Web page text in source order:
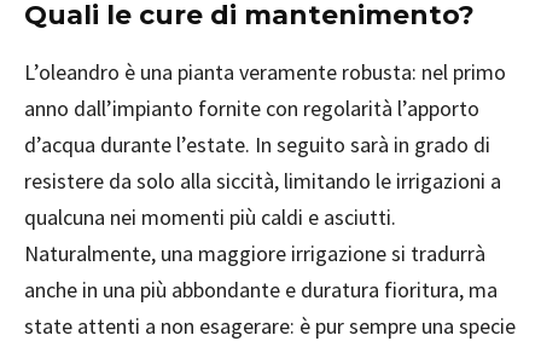
Quali le cure di mantenimento?
L’oleandro è una pianta veramente robusta: nel primo
anno dall’impianto fornite con regolarità l’apporto
d’acqua durante l’estate. In seguito sarà in grado di
resistere da solo alla siccità, limitando le irrigazioni a
qualcuna nei momenti più caldi e asciutti.
Naturalmente, una maggiore irrigazione si tradurrà
anche in una più abbondante e duratura fioritura, ma
state attenti a non esagerare: è pur sempre una specie